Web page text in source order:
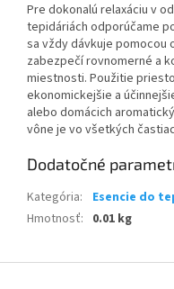
Pre dokonalú relaxáciu v
tepidáriách odporúčame
sa vždy dávkuje
zabezpečí rovnomerné a
miestnosti. Použitie
ekonomickejšie a
alebo domácich
vône je vo všetkých
Dodatočné
Kategória:
Esencie do
Hmotnosť: 0.01 kg